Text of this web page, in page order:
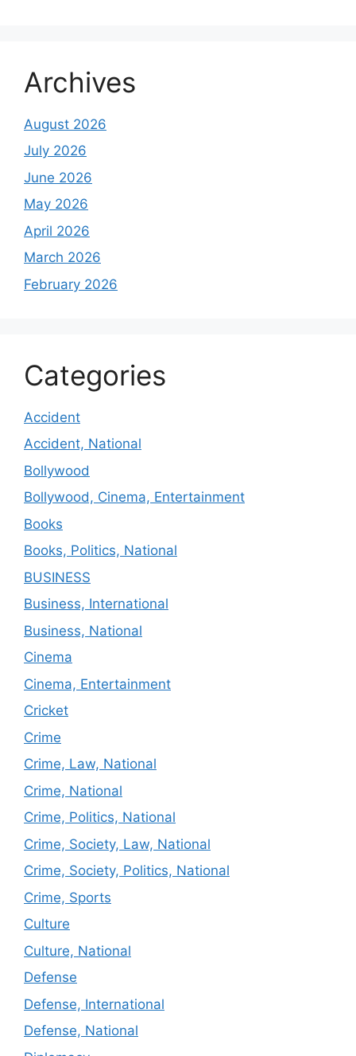
Archives
August 2026
July 2026
June 2026
May 2026
April 2026
March 2026
February 2026
Categories
Accident
Accident, National
Bollywood
Bollywood, Cinema, Entertainment
Books
Books, Politics, National
BUSINESS
Business, International
Business, National
Cinema
Cinema, Entertainment
Cricket
Crime
Crime, Law, National
Crime, National
Crime, Politics, National
Crime, Society, Law, National
Crime, Society, Politics, National
Crime, Sports
Culture
Culture, National
Defense
Defense, International
Defense, National